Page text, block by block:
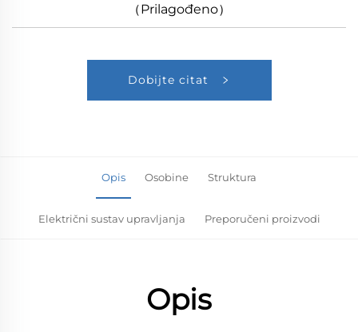
（Prilagođeno）
Dobijte citat
Opis Osobine Struktura
Električni sustav upravljanja Preporučeni proizvodi
Opis